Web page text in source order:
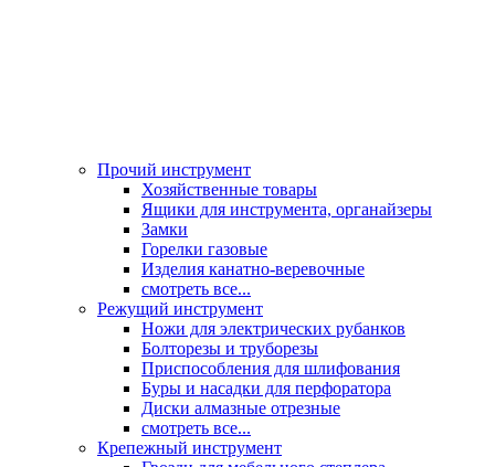
Прочий инструмент
Хозяйственные товары
Ящики для инструмента, органайзеры
Замки
Горелки газовые
Изделия канатно-веревочные
смотреть все...
Режущий инструмент
Ножи для электрических рубанков
Болторезы и труборезы
Приспособления для шлифования
Буры и насадки для перфоратора
Диски алмазные отрезные
смотреть все...
Крепежный инструмент